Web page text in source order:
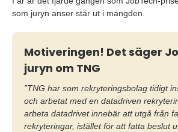
som juryn anser står ut i mängden.
Motiveringen! Det säger
juryn om TNG
”TNG har som rekryteringsbolag tidigt
och arbetat med en datadriven
arbeta datadrivet innebär att utgå från
rekryteringar, istället för att fatta beslut